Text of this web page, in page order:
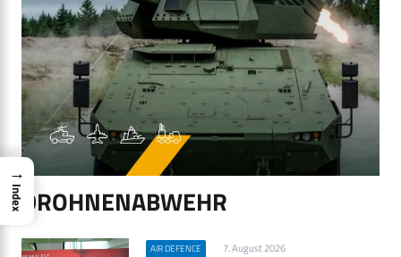
DROHNENABWEHR
AIR DEFENCE 7. August 2026
→
Index